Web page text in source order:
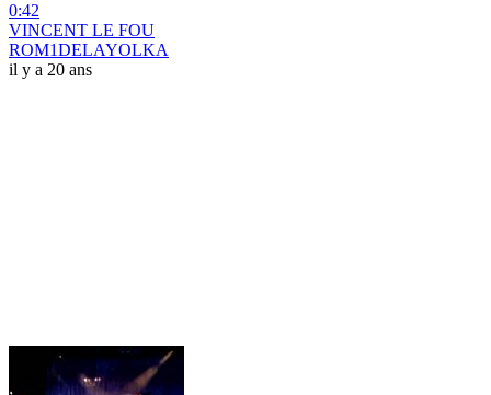
0:42
VINCENT LE FOU
ROM1DELAYOLKA
il y a 20 ans